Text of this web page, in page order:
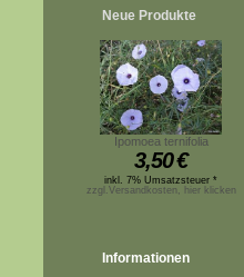
Neue Produkte
Ipomoea ternifolia
3,50€
inkl. 7% Umsatzsteuer *
zzgl.Versandkosten, hier klicken
Informationen